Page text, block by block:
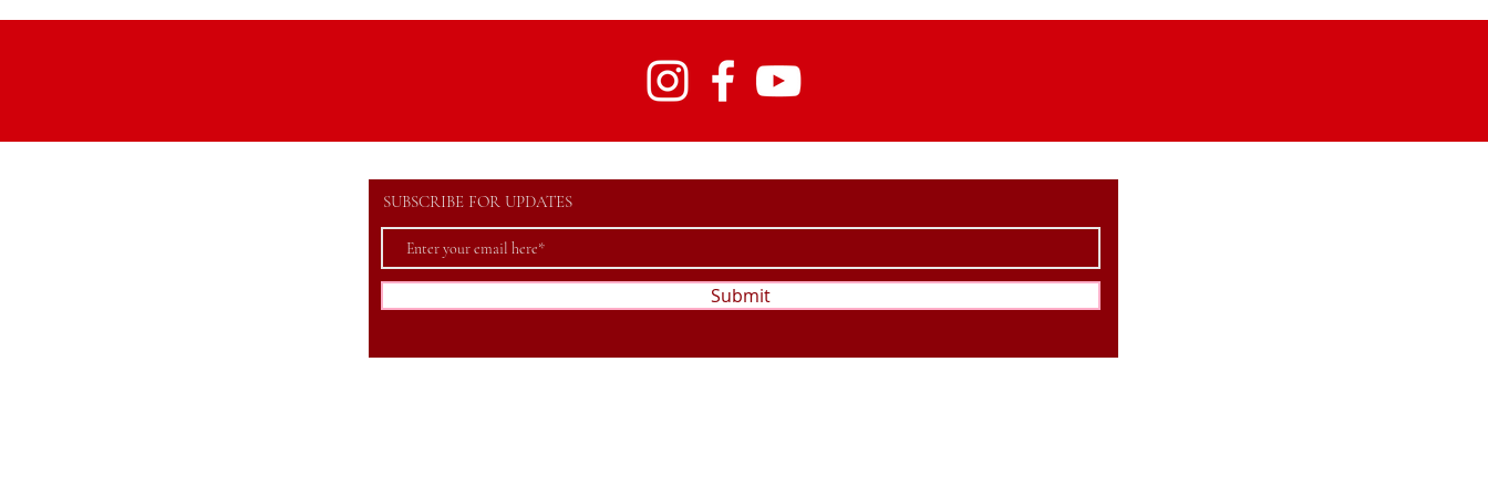
SUBSCRIBE FOR UPDATES
Submit